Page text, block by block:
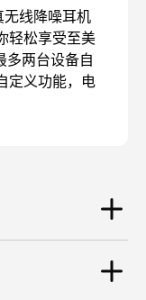
线降噪耳机
轻松享受至美
多两台设备自
定义功能，电